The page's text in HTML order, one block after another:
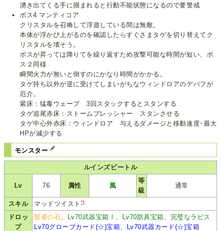
湧き出てくる手に掴まれると行動不能状態になるので要警戒
ボス4 マンティコア
クリスタルを召喚して浮遊している間は無敵。
本体が浮かび上がるのを確認したらすぐさまタゲを切り替えてク
リスタルを壊そう。
ボスが昇っては降りてを繰り返すため攻撃可能な時間が短い、ボ
ス２同様
瞬間火力が無いと倒すのにかなり時間がかかる。
タゲ持ち以外が逆に受けてしまいがちなウィンドロアのデバフが
厄介。
紫床：猛毒ウェーブ 3回スタックするとスタンする
タゲ追尾赤床：ストームプレッシャー スタンさせる
タゲ中心外赤床：ウィンドロア 与えるダメージと移動速度･最大
HPが減少する
モンスター
ルインズビートル
Lv 76 属性 風
等
級
通常
スキル マッドツイスト *1
ドロッ
プ
賢者の石 Lv70武器宝箱Ⅰ Lv70防具宝箱
完璧なラピス
Lv70グローブカード(☆)宝箱
Lv70武器カード(☆)宝箱